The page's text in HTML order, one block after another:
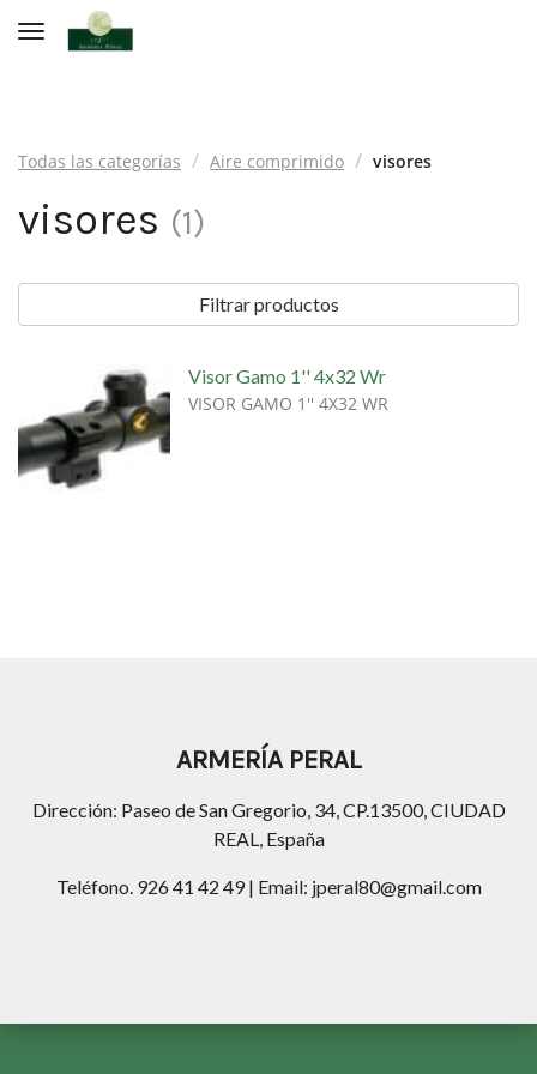
Toggle navigation
Todas las categorías Aire comprimido visores
visores (1)
Filtrar productos
Visor Gamo 1'' 4x32 Wr
VISOR GAMO 1'' 4X32 WR
ARMERÍA PERAL
Dirección: Paseo de San Gregorio, 34, CP.13500, CIUDAD
REAL, España
Teléfono. 926 41 42 49 | Email: jperal80@gmail.com